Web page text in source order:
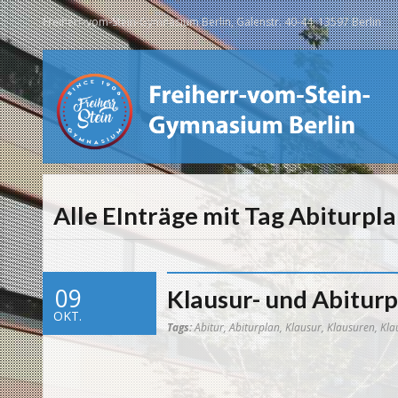
Freiherr-vom-Stein-Gymnasium Berlin, Galenstr. 40-44, 13597 Berlin
Alle EInträge mit Tag
09
OKT.
Klausur- und
Tags:Abitur,Abiturplan Klausur Klausuren